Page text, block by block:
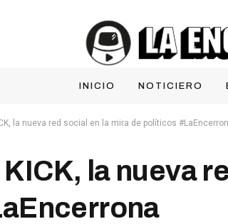
INICIO NOTICIERO
la nueva red social en la mira de políticos
la nueva